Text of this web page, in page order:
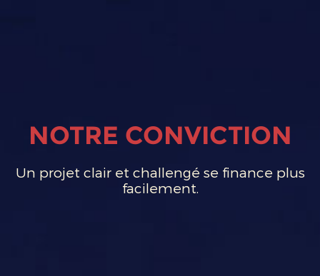
NOTRE CONVICTION
Un projet clair et challengé se finance plus
facilement.